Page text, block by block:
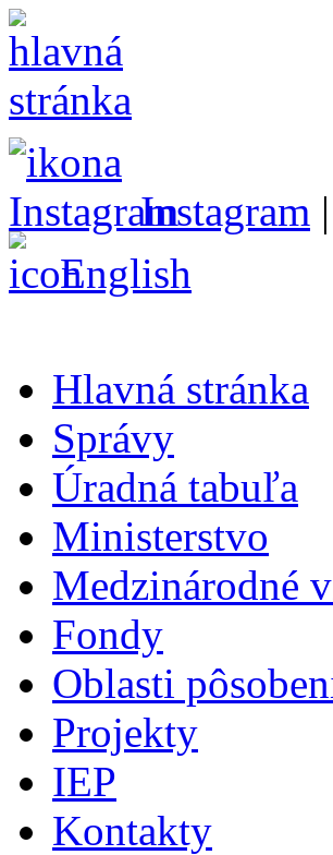
Instagram |
English
Hlavná stránka
Správy
Úradná tabuľa
Ministerstvo
Medzinárodné
Fondy
Oblasti
Projekty
IEP
Kontakty